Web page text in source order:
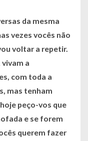
da mesma
vezes vocês não
voltar a repetir.
a
com toda a
mas tenham
peço-vos que
e se forem
querem fazer